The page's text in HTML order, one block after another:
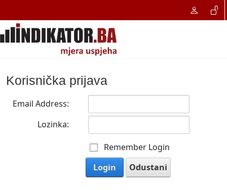
Korisnička prijava
Email Address:
Lozinka:
Remember Login
Login
Odustani